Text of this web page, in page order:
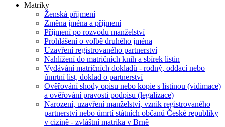
Matriky
Ženská příjmení
Změna jména a příjmení
Příjmení po rozvodu manželství
Prohlášení o volbě druhého jména
Uzavření registrovaného partnerství
Nahlížení do matričních knih a sbírek listin
Vydávání matričních dokladů - rodný, oddací nebo
úmrtní list, doklad o partnerství
Ověřování shody opisu nebo kopie s listinou (vidimace)
a ověřování pravosti podpisu (legalizace)
Narození, uzavření manželství, vznik registrovaného
partnerství nebo úmrtí státních občanů České republiky
v cizině - zvláštní matrika v Brně